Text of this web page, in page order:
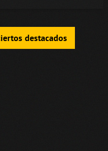
destacados